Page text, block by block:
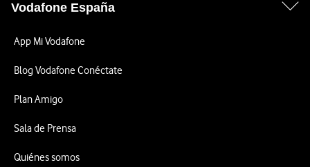
Vodafone España
App Mi Vodafone
Blog Vodafone Conéctate
Plan Amigo
Sala de Prensa
Quiénes somos